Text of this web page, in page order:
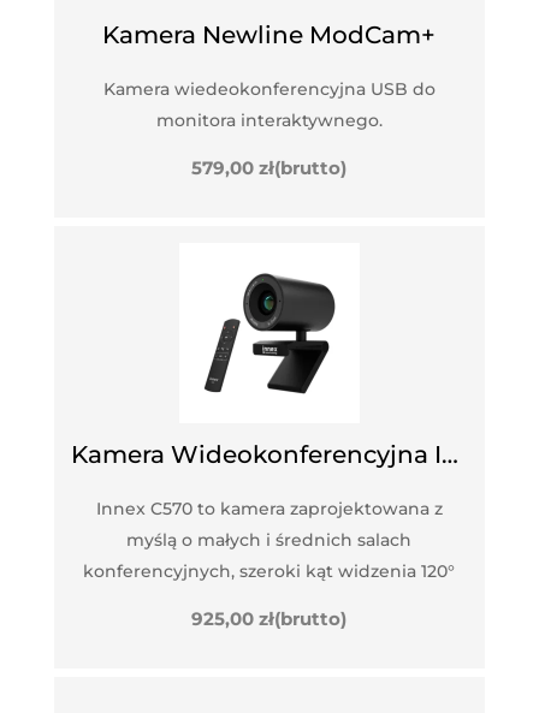
Kamera Newline ModCam+
Kamera wiedeokonferencyjna USB do
monitora interaktywnego.
579,00zł(brutto)
Kamera Wideokonferencyjna INNEX C570
Innex C570 to kamera zaprojektowana z
myślą o małych i średnich salach
konferencyjnych, szeroki kąt widzenia 120°
925,00zł(brutto)